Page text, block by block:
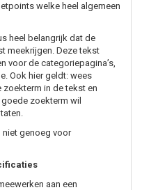
welke heel algemeen
heel belangrijk dat de
meekrijgen. Deze tekst
voor de categoriepagina’s,
Ook hier geldt: wees
in de tekst en
zoekterm wil
niet genoeg voor
aan een